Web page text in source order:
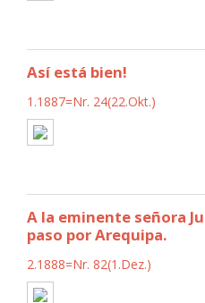
Así está bien!
1.1887=Nr. 24(22.Okt.)
A la eminente señora
paso por Arequipa.
2.1888=Nr. 82(1.Dez.)